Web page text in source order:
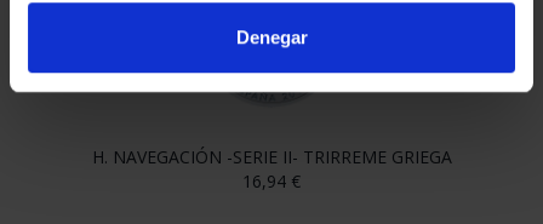
Denegar
H. NAVEGACIÓN -SERIE II- TRIRREME GRIEGA
16,94 €